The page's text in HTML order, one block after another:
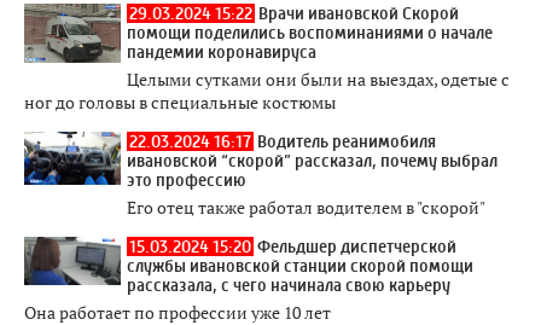
29.03.2024 15:22 Врачи ивановской Скорой
помощи поделились воспоминаниями о начале
пандемии коронавируса
Целыми сутками они были на выездах, одетые с
ног до головы в специальные костюмы
22.03.2024 16:17 Водитель реанимобиля
ивановской “скорой” рассказал, почему выбрал
это профессию
Его отец также работал водителем в "скорой"
15.03.2024 15:20 Фельдшер диспетчерской
службы ивановской станции скорой помощи
рассказала, с чего начинала свою карьеру
Она работает по профессии уже 10 лет